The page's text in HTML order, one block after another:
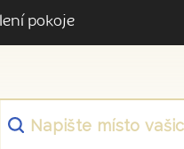
pokoje